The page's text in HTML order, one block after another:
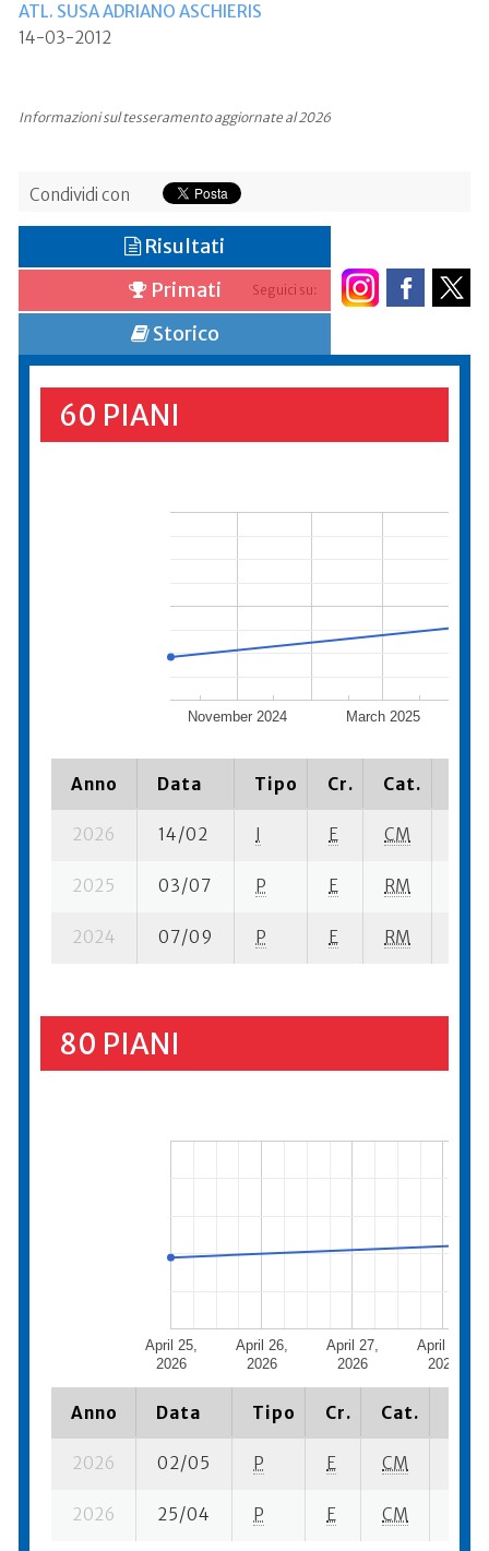
ATL. SUSA ADRIANO ASCHIERIS
14-03-2012
Informazioni sul tesseramento aggiornate al 2026
Condividi con
Seguici su:
Risultati
Primati
Storico
60 PIANI
November 2024 March 2025
Anno Data Tipo Cr. Cat.
2026 14/02 I E CM
2025 03/07 P E RM
2024 07/09 P E RM
80 PIANI
April 25,
2026
April 26,
2026
April 27,
2026
April 28,
2026
Anno Data Tipo Cr. Cat.
2026 02/05 P E CM
2026 25/04 P E CM